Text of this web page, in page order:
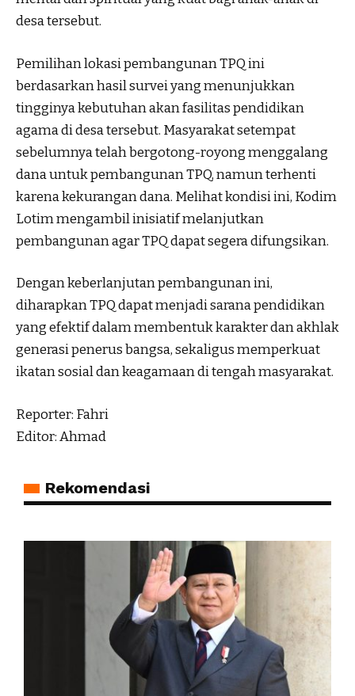
desa tersebut.
Pemilihan lokasi pembangunan TPQ ini
berdasarkan hasil survei yang menunjukkan
tingginya kebutuhan akan fasilitas pendidikan
agama di desa tersebut. Masyarakat setempat
sebelumnya telah bergotong-royong menggalang
dana untuk pembangunan TPQ, namun terhenti
karena kekurangan dana. Melihat kondisi ini, Kodim
Lotim mengambil inisiatif melanjutkan
pembangunan agar TPQ dapat segera difungsikan.
Dengan keberlanjutan pembangunan ini,
diharapkan TPQ dapat menjadi sarana pendidikan
yang efektif dalam membentuk karakter dan akhlak
generasi penerus bangsa, sekaligus memperkuat
ikatan sosial dan keagamaan di tengah masyarakat.
Reporter: Fahri
Editor: Ahmad
Rekomendasi